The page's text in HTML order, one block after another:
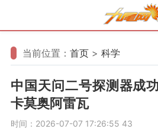
当前位置： 首页 > 科学
中国天问二号探测器成
卡莫奥阿雷瓦
时间：2026-07-07 17:26:55 43